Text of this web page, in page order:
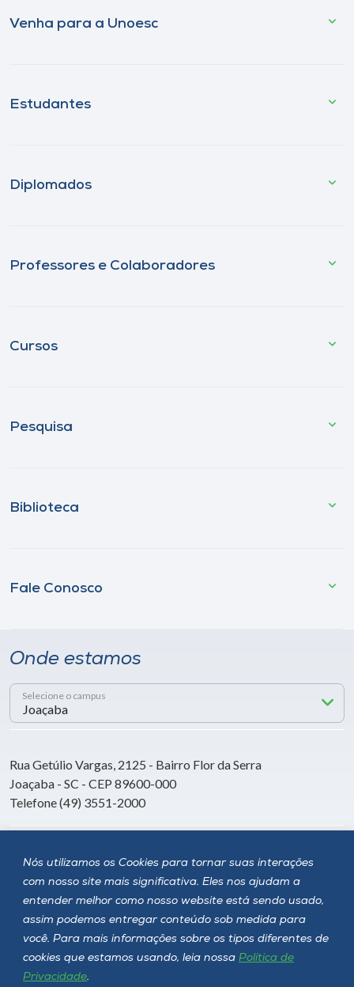
Nós utilizamos os Cookies para tornar suas interações
com nosso site mais significativa. Eles nos ajudam a
entender melhor como nosso website está sendo usado,
assim podemos entregar conteúdo sob medida para
você. Para mais informações sobre os tipos diferentes de
cookies que estamos usando, leia nossa Política de
Privacidade.
Venha para a Unoesc
Estudantes
Diplomados
Professores e Colaboradores
Cursos
Pesquisa
Biblioteca
Fale Conosco
Onde estamos
Selecione o campus
Rua Getúlio Vargas, 2125 - Bairro Flor da Serra
Joaçaba - SC - CEP 89600-000
Telefone (49) 3551-2000
Siga a Unoesc